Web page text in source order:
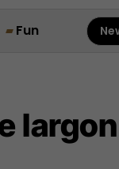
Fun
largon